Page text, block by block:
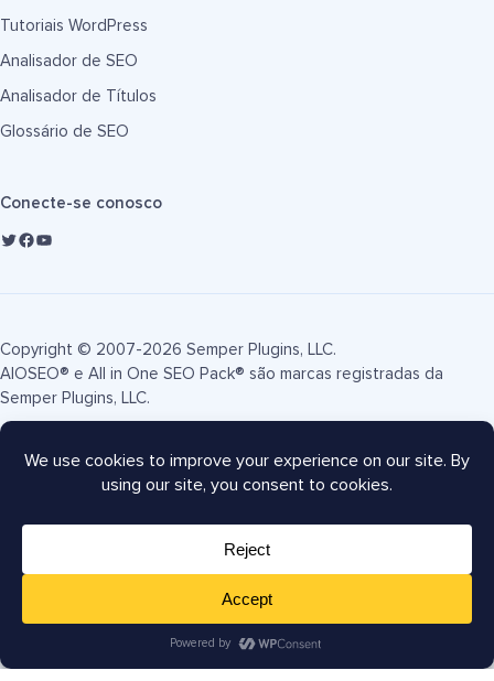
Tutoriais WordPress
Analisador de SEO
Analisador de Títulos
Glossário de SEO
Conecte-se conosco
Copyright © 2007-2026 Semper Plugins, LLC.
AIOSEO® e All in One SEO Pack® são marcas registradas da
Semper Plugins, LLC.
Termos de Serviço Política de Privacidade
Divulgação FTC
Mapa do site
Cupom AIOSEO